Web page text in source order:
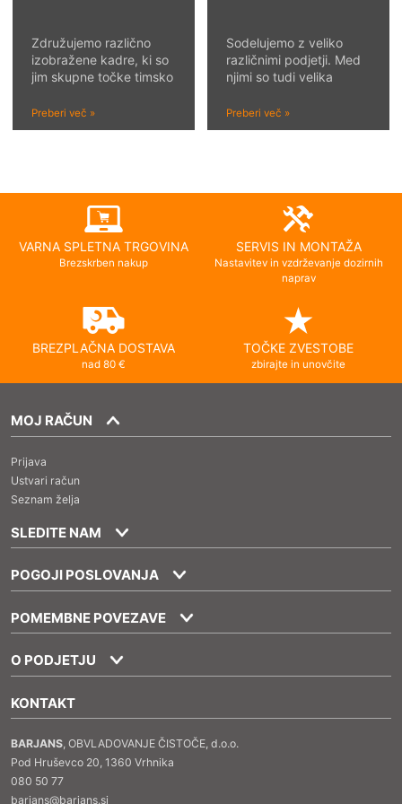
Združujemo različno
izobražene kadre, ki so
jim skupne točke timsko
uspehu. Smo odprta
organizacija, ki vsakemu
V tem duhu smo odprti
tudi za različne oblike
sodelovanj z
najrazličnejšimi ljudmi, ki
imaj...
Preberi več »
Sodelujemo z veliko
različnimi podjetji. Med
njimi so tudi velika
in higiena zelo
pomembna. Veseli smo,
izzivom naših strank in
negujemo dolgoletna
poslovna partnerstva.
Podjetje Barjans je naš
pa...
Preberi več »
VARNA SPLETNA TRGOVINA
Brezskrben nakup
SERVIS IN MONTAŽA
Nastavitev in vzdrževanje dozirnih
naprav
BREZPLAČNA DOSTAVA
nad 80 €
TOČKE ZVESTOBE
zbirajte in unovčite
MOJ RAČUN
Prijava
Ustvari račun
Seznam želja
SLEDITE NAM
POGOJI POSLOVANJA
POMEMBNE POVEZAVE
O PODJETJU
KONTAKT
BARJANS , OBVLADOVANJE ČISTOČE, d.o.o.
Pod Hruševco 20, 1360 Vrhnika
080 50 77
barjans@barjans.si